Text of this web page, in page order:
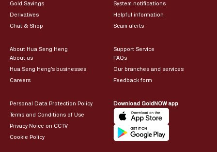
Gold Savings
Derivatives
Chat & Shop
System notifications
Helpful information
Scam alerts
About Hua Seng Heng
About us
Hua Seng Heng’s businesses
Careers
Support Service
FAQs
Our branches and services
Feedback form
Personal Data Protection Policy
Terms and Conditions of Use
Privacy Noice on CCTV
Cookie Policy
Download GoldNOW app